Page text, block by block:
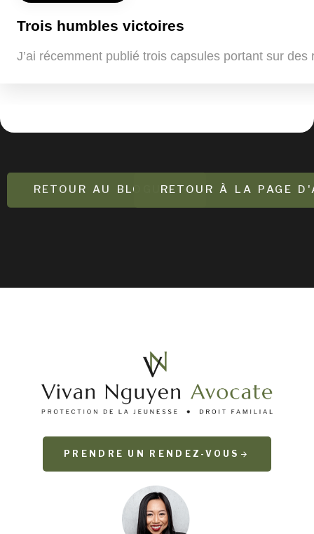
Trois humbles victoires
J’ai récemment publié trois capsules portant sur
RETOUR AU BLOGUERETOUR À LA PAGE
PRENDRE UN RENDEZ-VOUS